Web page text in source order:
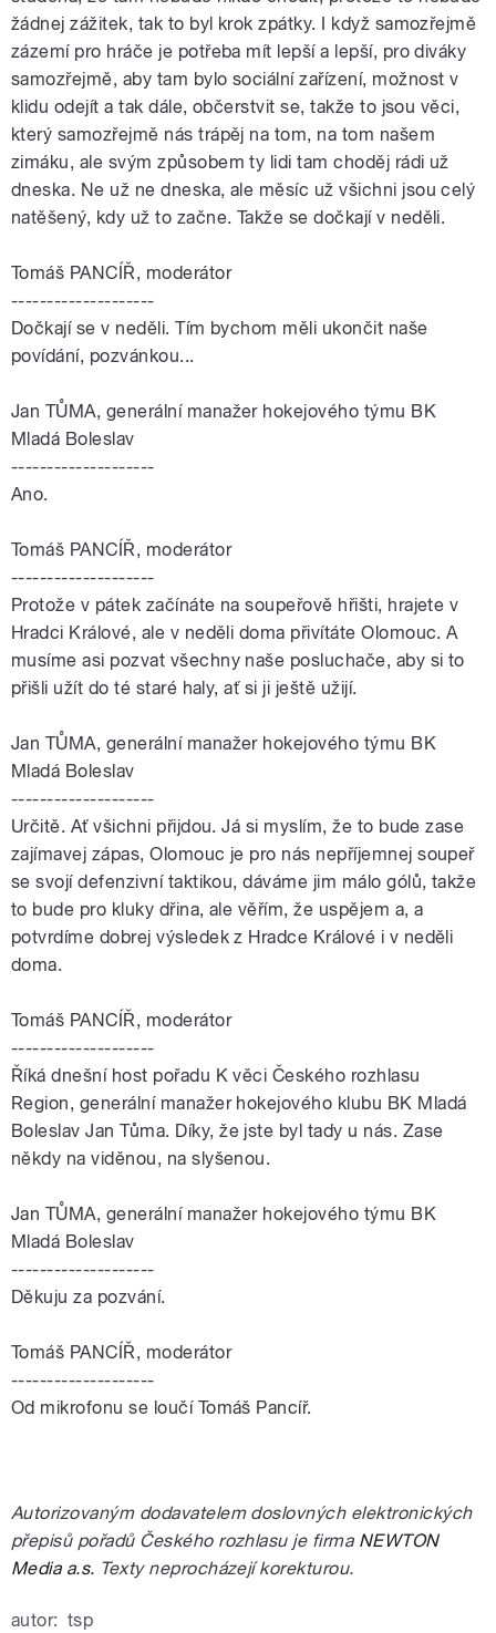
žádnej zážitek, tak to byl krok zpátky. I když samozřejmě
zázemí pro hráče je potřeba mít lepší a lepší, pro diváky
samozřejmě, aby tam bylo sociální zařízení, možnost v
klidu odejít a tak dále, občerstvit se, takže to jsou věci,
který samozřejmě nás trápěj na tom, na tom našem
zimáku, ale svým způsobem ty lidi tam choděj rádi už
dneska. Ne už ne dneska, ale měsíc už všichni jsou celý
natěšený, kdy už to začne. Takže se dočkají v neděli.
Tomáš PANCÍŘ, moderátor
--------------------
Dočkají se v neděli. Tím bychom měli ukončit naše
povídání, pozvánkou...
Jan TŮMA, generální manažer hokejového týmu BK
Mladá Boleslav
--------------------
Ano.
Tomáš PANCÍŘ, moderátor
--------------------
Protože v pátek začínáte na soupeřově hřišti, hrajete v
Hradci Králové, ale v neděli doma přivítáte Olomouc. A
musíme asi pozvat všechny naše posluchače, aby si to
přišli užít do té staré haly, ať si ji ještě užijí.
Jan TŮMA, generální manažer hokejového týmu BK
Mladá Boleslav
--------------------
Určitě. Ať všichni přijdou. Já si myslím, že to bude zase
zajímavej zápas, Olomouc je pro nás nepříjemnej soupeř
se svojí defenzivní taktikou, dáváme jim málo gólů, takže
to bude pro kluky dřina, ale věřím, že uspějem a, a
potvrdíme dobrej výsledek z Hradce Králové i v neděli
doma.
Tomáš PANCÍŘ, moderátor
--------------------
Říká dnešní host pořadu Kvěci Českého rozhlasu
Region, generální manažer hokejového klubu BK Mladá
BoleslavJan Tůma. Díky, že jste byl tady u nás. Zase
někdy na viděnou, na slyšenou.
Jan TŮMA, generální manažer hokejového týmu BK
Mladá Boleslav
--------------------
Děkuju za pozvání.
Tomáš PANCÍŘ, moderátor
--------------------
Od mikrofonu se loučí Tomáš Pancíř.
Autorizovaným dodavatelem doslovných elektronických
přepisů pořadů Českého rozhlasu je firma NEWTON
Media a.s. Texty neprocházejí korekturou.
autor: tsp